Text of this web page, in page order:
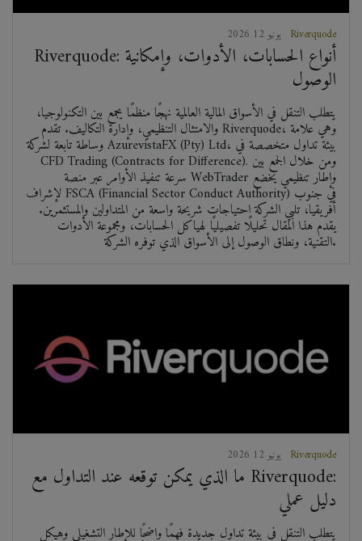
2026 يونيو 12 Riverquode
Riverquode: أنواع الحسابات، الأدوات، وإمكانية
الوصول
يتطلب التنقل في الأسواق المالية العالمية نهجًا منظمًا يجمع بين التكنولوجيا،
والامتثال التنظيمي، وإدارة التكاليف. تقدم Riverquode، وهي علامة
وساطة تابعة لشركة AzurevistaFX (Pty) Ltd، بيئة تداول متخصصة في
CFD Trading (Contracts for Difference). ومن خلال الجمع بين
سرعة تنفيذ الأوامر عبر منصة WebTrader وإطار تنظيمي يخضع
لإشراف FSCA (Financial Sector Conduct Authority) في جنوب
أفريقيا، تلبي الشركة احتياجات شريحة واسعة من المتداولين والمستثمرين.
يقدم هذا المقال تحليلًا تفصيليًا لهياكل الحسابات، ومجموعة الأدوات
التقنية، ونطاق الوصول إلى الأسواق الذي توفره الشركة.
2026 يونيو 12 Riverquode
ما الذي يمكن توقعه عند التداول مع Riverquode:
دليل عملي
يتطلب التنقل في بيئة تداول جديدة فهمًا واضحًا للإطار التشغيلي وهيكل